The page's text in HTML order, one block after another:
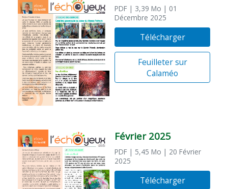
PDF | 3,39 Mo | 01
Décembre 2025
Télécharger
Feuilleter sur
Calaméo
Février 2025
PDF | 5,45 Mo | 20 Février
2025
Télécharger